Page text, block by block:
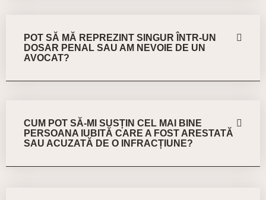
POT SĂ MĂ REPREZINT SINGUR ÎNTR-UN
DOSAR PENAL SAU AM NEVOIE DE UN
AVOCAT?
CUM POT SĂ-MI SUSȚIN CEL MAI BINE
PERSOANA IUBITĂ CARE A FOST ARESTATĂ
SAU ACUZATĂ DE O INFRACȚIUNE?